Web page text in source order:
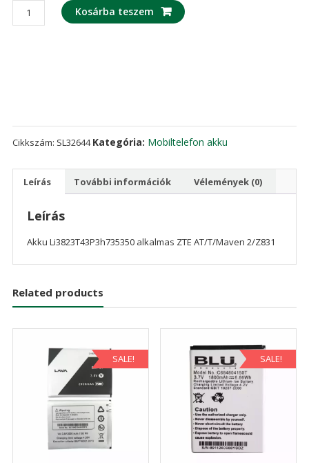
Mobiltelefon
akku/akkumulátor
Z831
mennyiség
Kosárba teszem
Cikkszám: SL32644 Kategória: Mobiltelefon akku
Leírás További információk Vélemények (0)
Leírás
Akku Li3823T43P3h735350 alkalmas ZTE AT/T/Maven 2/Z831
Related products
SALE! SALE!